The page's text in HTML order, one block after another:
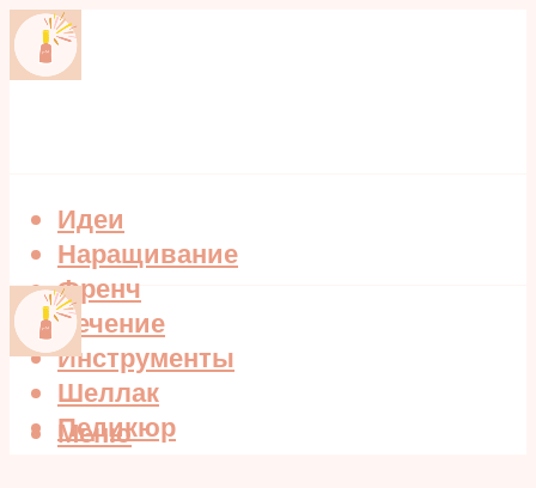
Идеи
Наращивание
Френч
Лечение
Инструменты
Шеллак
Педикюр
Меню